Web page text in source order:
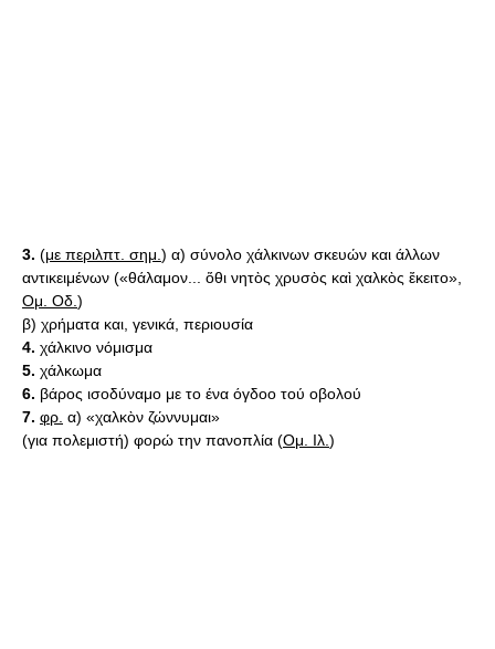
3. (με περιλπτ. σημ. ) α) σύνολο χάλκινων σκευών και άλλων
αντικειμένων («θάλαμον... ὅθι νητὸς χρυσὸς καὶ χαλκὸς ἔκειτο»,
Ομ. Οδ. )
β) χρήματα και, γενικά, περιουσία
4. χάλκινο νόμισμα
5. χάλκωμα
6. βάρος ισοδύναμο με το ένα όγδοο τού οβολού
7. φρ. α) «χαλκὸν ζώννυμαι»
(για πολεμιστή) φορώ την πανοπλία (Ομ. Ιλ. )